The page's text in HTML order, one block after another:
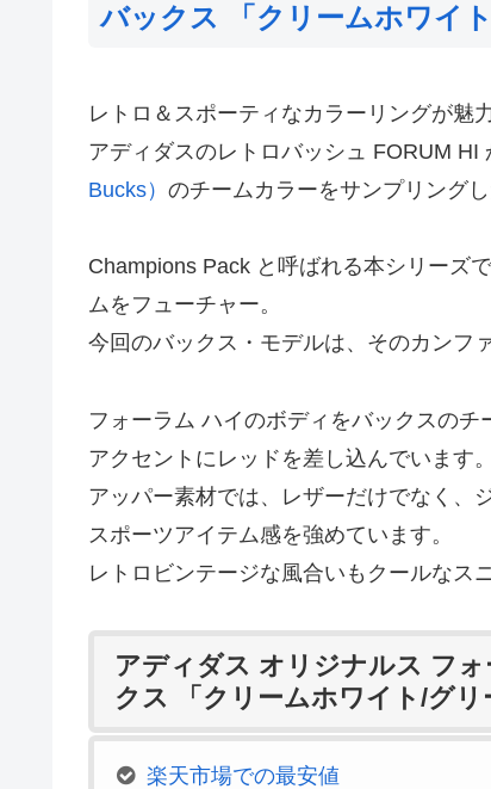
バックス 「クリームホワイ
レトロ＆スポーティなカラーリングが魅力
アディダスのレトロバッシュ FORUM HI
Bucks） のチームカラーをサンプリング
Champions Pack と呼ばれる本シリーズで
ムをフューチャー。
今回のバックス・モデルは、そのカンフ
フォーラム ハイのボディをバックスのチ
アクセントにレッドを差し込んでいます。
アッパー素材では、レザーだけでなく、
スポーツアイテム感を強めています。
レトロビンテージな風合いもクールなス
アディダス オリジナルス フ
クス 「クリームホワイト/グ
楽天市場での最安値